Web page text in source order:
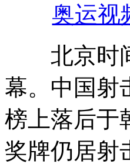
奥运视
北京时间
幕。中国射
榜上落后于
奖牌仍居射